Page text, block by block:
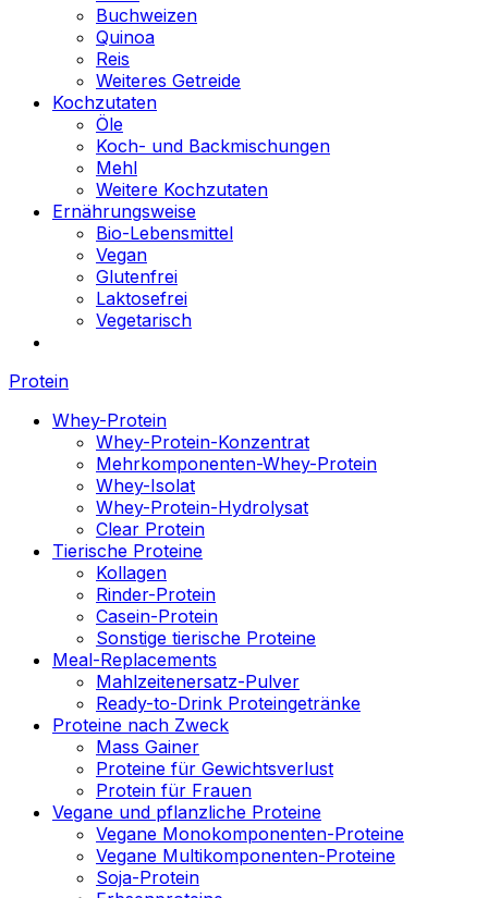
Buchweizen
Quinoa
Reis
Weiteres Getreide
Kochzutaten
Öle
Koch- und Backmischungen
Mehl
Weitere Kochzutaten
Ernährungsweise
Bio-Lebensmittel
Vegan
Glutenfrei
Laktosefrei
Vegetarisch
Protein
Whey-Protein
Whey-Protein-Konzentrat
Mehrkomponenten-Whey-Protein
Whey-Isolat
Whey-Protein-Hydrolysat
Clear Protein
Tierische Proteine
Kollagen
Rinder-Protein
Casein-Protein
Sonstige tierische Proteine
Meal-Replacements
Mahlzeitenersatz-Pulver
Ready-to-Drink Proteingetränke
Proteine nach Zweck
Mass Gainer
Proteine für Gewichtsverlust
Protein für Frauen
Vegane und pflanzliche Proteine
Vegane Monokomponenten-Proteine
Vegane Multikomponenten-Proteine
Soja-Protein